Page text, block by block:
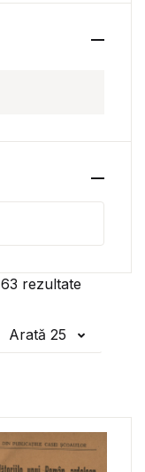
63 rezultate
Arată 25